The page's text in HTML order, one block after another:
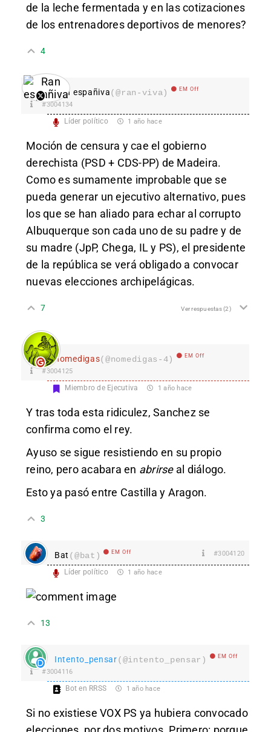
de la leche fermentada y en las cotizaciones
de los entrenadores deportivos de menores?
4
Ran españiva(@ran-viva) EM Off
#3004134
Líder político 1 año hace
Moción de censura y cae el gobierno
derechista (PSD + CDS-PP) de Madeira.
Como es sumamente improbable que se
pueda generar un ejecutivo alternativo, pues
los que se han aliado para echar al corrupto
Albuquerque son cada uno de su padre y de
su madre (JpP, Chega, IL y PS), el presidente
de la república se verá obligado a convocar
nuevas elecciones archipelágicas.
7 Ver respuestas(2)
nomedigas(@nomedigas-4) EM Off
#3004125
Miembro de Ejecutiva 1 año hace
Y tras toda esta ridiculez, Sanchez se
confirma como el rey.
Ayuso se sigue resistiendo en su propio
reino, pero acabara en abrirseal diálogo.
Esto ya pasó entre Castilla y Aragon.
3
Bat (@bat) EM Off #3004120
Líder político 1 año hace
13
Intento_pensar(@intento_pensar) EM Off
#3004116
Bot en RRSS 1 año hace
Si no existiese VOX PS ya hubiera convocado